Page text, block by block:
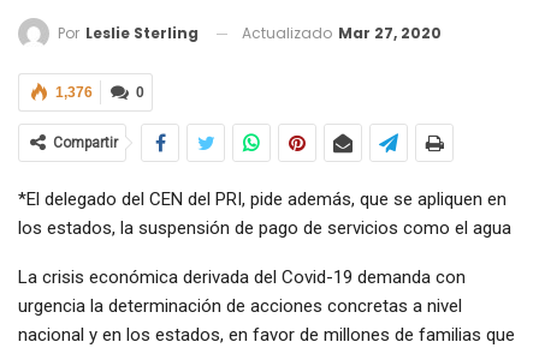
Por Leslie Sterling Actualizado Mar 27, 2020
0
1,376
Compartir
*El delegado del CEN del PRI, pide además, que se apliquen en
los estados, la suspensión de pago de servicios como el agua
La crisis económica derivada del Covid-19 demanda con
urgencia la determinación de acciones concretas a nivel
nacional y en los estados, en favor de millones de familias que